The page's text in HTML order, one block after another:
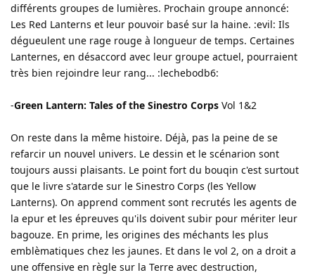
différents groupes de lumières. Prochain groupe annoncé:
Les Red Lanterns et leur pouvoir basé sur la haine. :evil: Ils
dégueulent une rage rouge à longueur de temps. Certaines
Lanternes, en désaccord avec leur groupe actuel, pourraient
très bien rejoindre leur rang... :lechebodb6:
-Green Lantern: Tales of the Sinestro Corps Vol 1&2
On reste dans la même histoire. Déjà, pas la peine de se
refarcir un nouvel univers. Le dessin et le scénarion sont
toujours aussi plaisants. Le point fort du bouqin c'est surtout
que le livre s'atarde sur le Sinestro Corps (les Yellow
Lanterns). On apprend comment sont recrutés les agents de
la epur et les épreuves qu'ils doivent subir pour mériter leur
bagouze. En prime, les origines des méchants les plus
emblèmatiques chez les jaunes. Et dans le vol 2, on a droit a
une offensive en règle sur la Terre avec destruction,